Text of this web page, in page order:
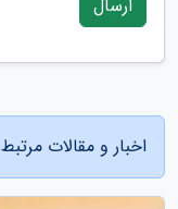
ارسال
اخبار و مقالات مرتبط